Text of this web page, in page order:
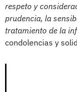
respeto y
prudencia, la
tratamiento de la
condolencias y